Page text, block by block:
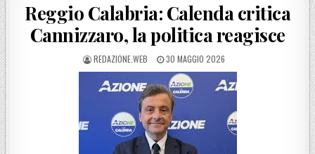
Reggio Calabria: Calenda critica
Cannizzaro, la politica reagisce
POSTED BY
REDAZIONE.WEB POSTED ON
30 MAGGIO 2026